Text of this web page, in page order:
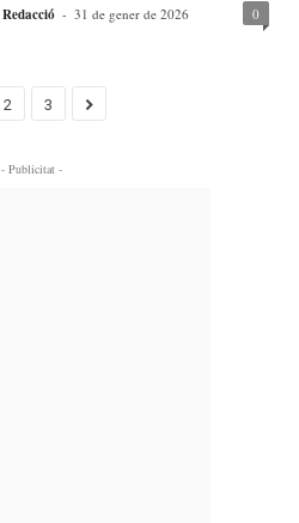
Redacció - 31 de gener de 2026 0
2 3
- Publicitat -